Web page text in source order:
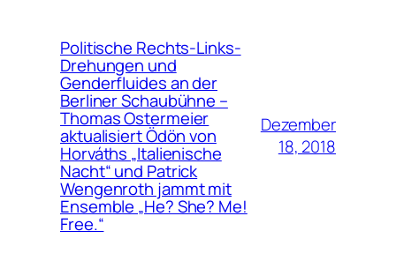
Politische Rechts-Links-
Drehungen und
Genderfluides an der
Berliner Schaubühne –
Thomas Ostermeier
aktualisiert Ödön von
Horváths „Italienische
Nacht“ und Patrick
Wengenroth jammt mit
Ensemble „He? She? Me!
Free.“
Dezember
18, 2018